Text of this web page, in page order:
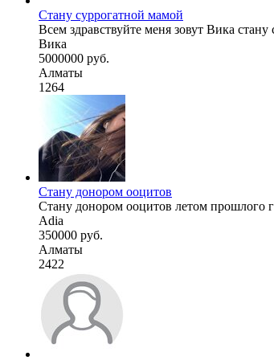
Стану суррогатной мамой
Всем здравствуйте меня зовут Вика
Вика
5000000 руб.
Алматы
1264
Стану донором ооцитов
Стану донором ооцитов летом прошлого
Adia
350000 руб.
Алматы
2422